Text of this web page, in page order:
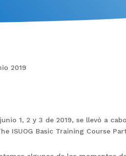
2019
1, 2 y 3 de 2019, se llevó a
ISUOG Basic Training Course